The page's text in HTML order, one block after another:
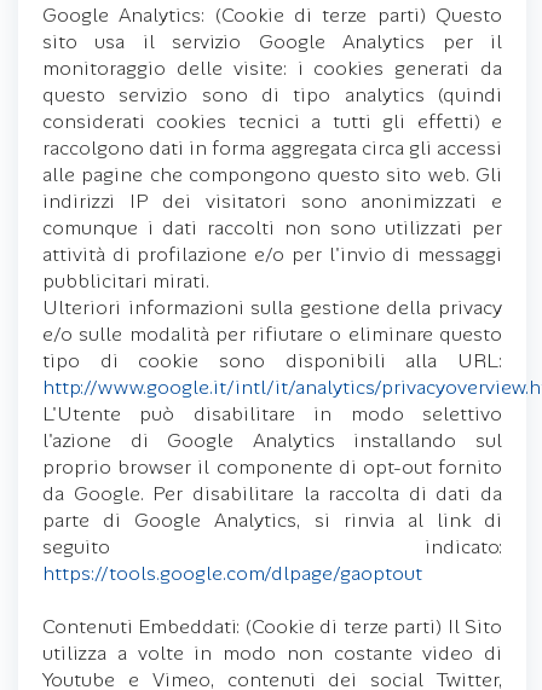
Google Analytics: (Cookie di terze parti) Questo
sito usa il servizio Google Analytics per il
monitoraggio delle visite: i cookies generati da
questo servizio sono di tipo analytics (quindi
considerati cookies tecnici a tutti gli effetti) e
raccolgono dati in forma aggregata circa gli accessi
alle pagine che compongono questo sito web. Gli
indirizzi IP dei visitatori sono anonimizzati e
comunque i dati raccolti non sono utilizzati per
attività di profilazione e/o per l'invio di messaggi
pubblicitari mirati.
Ulteriori informazioni sulla gestione della privacy
e/o sulle modalità per rifiutare o eliminare questo
tipo di cookie sono disponibili alla URL:
http://www.google.it/intl/it/analytics/
L'Utente può disabilitare in modo selettivo
l'azione di Google Analytics installando sul
proprio browser il componente di opt-out fornito
da Google. Per disabilitare la raccolta di dati da
parte di Google Analytics, si rinvia al link di
seguito indicato:
https://tools.google.com/dlpage/gaoptout
Contenuti Embeddati: (Cookie di terze parti) Il Sito
utilizza a volte in modo non costante video di
Youtube e Vimeo, contenuti dei social Twitter,